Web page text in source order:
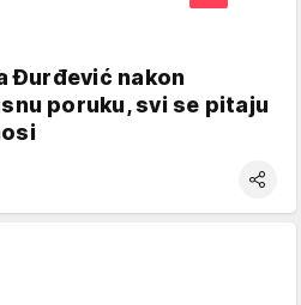
Đurđević nakon
poruku, svi se pitaju